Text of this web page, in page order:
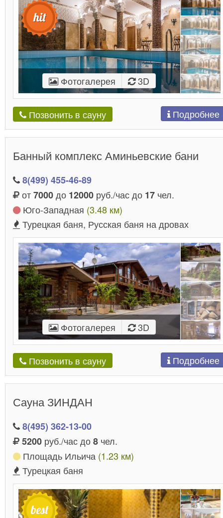
Фотогалерея 3D
Позвонить в сауну Подробнее
Банный комплекс Аминьевские бани
8(499) 455-46-89
от7000до 12000 руб./час до 17 чел.
Юго-Западная (3.48 км)
Турецкая баня, Русская баня на дровах
Фотогалерея 3D
Позвонить в сауну Подробнее
Сауна ЗИНДАН
8(495) 362-13-00
5200 руб./час до8 чел.
Площадь Ильича (1.23 км)
Турецкая баня